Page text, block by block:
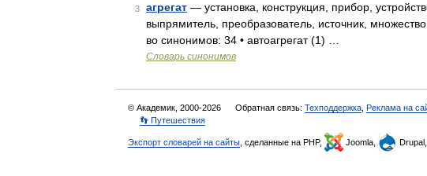
3 агрегат — установка, конструкция, прибор,
выпрямитель, преобразователь, источник,
во синонимов: 34 • автоагрегат (1) …
Словарь синонимов
© Академик, 2000-2026 Обратная связь: Техподдержка Реклама на
👣 Путешествия
Экспорт словарей на сайты , сделанные на PHP, Joomla, Drupal,